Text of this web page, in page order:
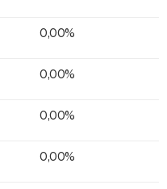
0,00%
0,00%
0,00%
0,00%